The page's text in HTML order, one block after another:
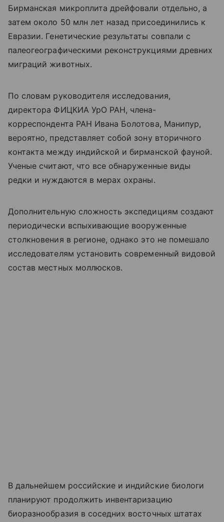
Бирманская микроплита дрейфовали отдельно, а
затем около 50 млн лет назад присоединились к
Евразии. Генетические результаты совпали с
палеогеографическими реконструкциями древних
миграций животных.
По словам руководителя исследования,
директора ФИЦКИА УрО РАН, члена-
корреспондента РАН Ивана Болотова, Манипур,
вероятно, представляет собой зону вторичного
контакта между индийской и бирманской фауной.
Ученые считают, что все обнаруженные виды
редки и нуждаются в мерах охраны.
Дополнительную сложность экспедициям создают
периодически вспыхивающие вооруженные
столкновения в регионе, однако это не помешало
исследователям установить современный видовой
состав местных моллюсков.
В дальнейшем российские и индийские биологи
планируют продолжить инвентаризацию
биоразнообразия в соседних восточных штатах